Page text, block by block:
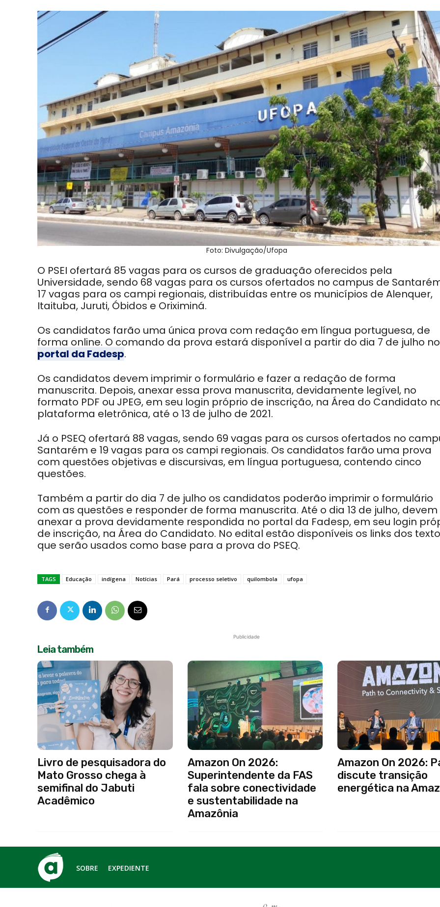
Foto: Divulgação/Ufopa
O PSEI ofertará 85 vagas para os cursos de graduação oferecidos pela
Universidade, sendo 68 vagas para os cursos ofertados no campus de
17 vagas para os campi regionais, distribuídas entre os municípios de Alenquer,
Itaituba, Juruti, Óbidos e Oriximiná.
Os candidatos farão uma única prova com redação em língua portuguesa, de
forma online. O comando da prova estará disponível a partir do dia 7 de julho no
portal da Fadesp.
Os candidatos devem imprimir o formulário e fazer a redação de forma
manuscrita. Depois, anexar essa prova manuscrita, devidamente legível, no
formato PDF ou JPEG, em seu login próprio de inscrição, na Área do Candidato
plataforma eletrônica, até o 13 de julho de 2021.
Já o PSEQ ofertará 88 vagas, sendo 69 vagas para os cursos ofertados no
Santarém e 19 vagas para os campi regionais. Os candidatos farão uma prova
com questões objetivas e discursivas, em língua portuguesa, contendo cinco
questões.
Também a partir do dia 7 de julho os candidatos poderão imprimir o formulário
com as questões e responder de forma manuscrita. Até o dia 13 de julho, devem
anexar a prova devidamente respondida no portal da Fadesp, em seu login
de inscrição, na Área do Candidato. No edital estão disponíveis os links dos
que serão usados como base para a prova do PSEQ.
TAGS Educação indígena Notícias Pará processo seletivo quilombola ufopa
Publicidade
Leia também
Livro de pesquisadora do
Mato Grosso chega à
semifinal do Jabuti
Acadêmico
Amazon On 2026:
Superintendente da FAS
fala sobre conectividade
e sustentabilidade na
Amazônia
Amazon On 2026:
discute transição
energética na
SOBRE EXPEDIENTE